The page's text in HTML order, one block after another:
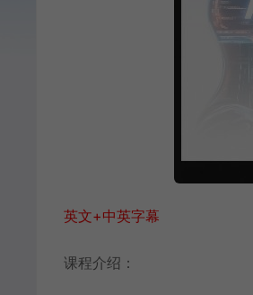
英文+中英字幕
课程介绍：